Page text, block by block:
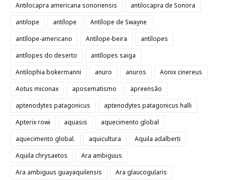
Antilocapra americana sonoriensis
antilocapra de Sonora
antilope
antílope
Antílope de Swayne
antílope-americano
Antílope-beira
antílopes
antílopes do deserto
antílopes saiga
Antilophia bokermanni
anuro anuros
Aonix cinereus
Aotus miconax
aposematismo
apreensão
aptenodytes patagonicus
aptenodytes patagonicus halli
Apterix rowi
aquasis
aquecimento global
aquecimento global.
aquicultura
Aquila adalberti
Aquila chrysaetos
Ara ambiguus
Ara ambiguus guayaquilensis
Ara glaucogularis